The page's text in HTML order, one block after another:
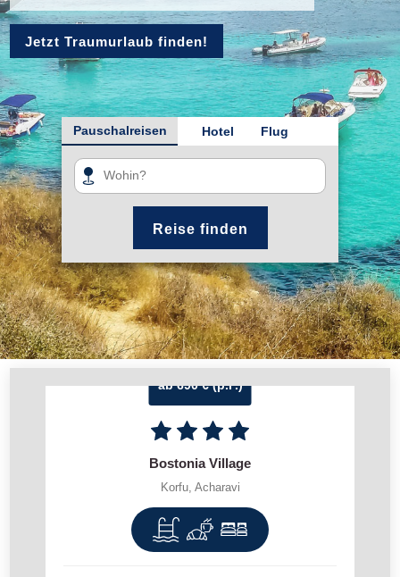
Jetzt Traumurlaub finden!
Pauschalreisen Hotel Flug
Reise finden
ab 690 € (p.P.)
Bostonia Village
Korfu, Acharavi